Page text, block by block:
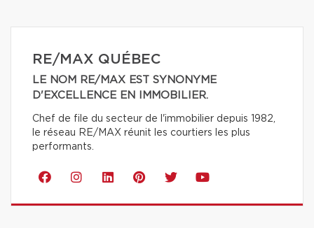
RE/MAX QUÉBEC
LE NOM RE/MAX EST SYNONYME
D'EXCELLENCE EN IMMOBILIER.
Chef de file du secteur de l'immobilier depuis 1982,
le réseau RE/MAX réunit les courtiers les plus
performants.